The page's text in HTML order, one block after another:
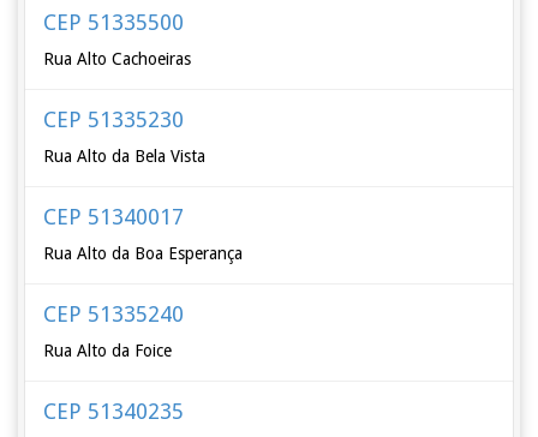
CEP 51335500
Rua Alto Cachoeiras
CEP 51335230
Rua Alto da Bela Vista
CEP 51340017
Rua Alto da Boa Esperança
CEP 51335240
Rua Alto da Foice
CEP 51340235